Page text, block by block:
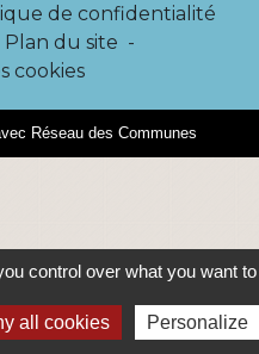
de confidentialité
Plan du site -
cookies
Réseau des Communes
control over what you want to
all cookies Personalize